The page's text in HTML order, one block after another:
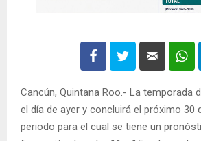
Cancún, Quintana Roo.- La temporada
el día de ayer y concluirá el próximo 30
periodo para el cual se tiene un